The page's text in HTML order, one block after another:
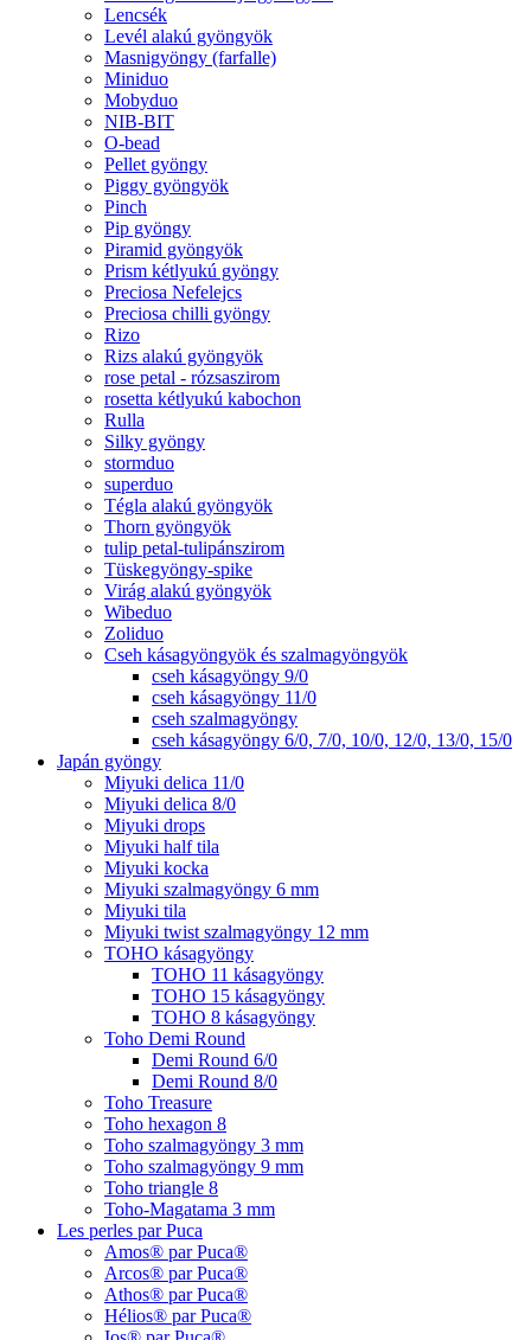
Lencsék
Levél alakú gyöngyök
Masnigyöngy (farfalle)
Miniduo
Mobyduo
NIB-BIT
O-bead
Pellet gyöngy
Piggy gyöngyök
Pinch
Pip gyöngy
Piramid gyöngyök
Prism kétlyukú gyöngy
Preciosa Nefelejcs
Preciosa chilli gyöngy
Rizo
Rizs alakú gyöngyök
rose petal - rózsaszirom
rosetta kétlyukú kabochon
Rulla
Silky gyöngy
stormduo
superduo
Tégla alakú gyöngyök
Thorn gyöngyök
tulip petal-tulipánszirom
Tüskegyöngy-spike
Virág alakú gyöngyök
Wibeduo
Zoliduo
Cseh kásagyöngyök és szalmagyöngyök
cseh kásagyöngy 9/0
cseh kásagyöngy 11/0
cseh szalmagyöngy
cseh kásagyöngy 6/0, 7/0, 10/0, 12/0, 13/0, 15/0
Japán gyöngy
Miyuki delica 11/0
Miyuki delica 8/0
Miyuki drops
Miyuki half tila
Miyuki kocka
Miyuki szalmagyöngy 6 mm
Miyuki tila
Miyuki twist szalmagyöngy 12 mm
TOHO kásagyöngy
TOHO 11 kásagyöngy
TOHO 15 kásagyöngy
TOHO 8 kásagyöngy
Toho Demi Round
Demi Round 6/0
Demi Round 8/0
Toho Treasure
Toho hexagon 8
Toho szalmagyöngy 3 mm
Toho szalmagyöngy 9 mm
Toho triangle 8
Toho-Magatama 3 mm
Les perles par Puca
Amos® par Puca®
Arcos® par Puca®
Athos® par Puca®
Hélios® par Puca®